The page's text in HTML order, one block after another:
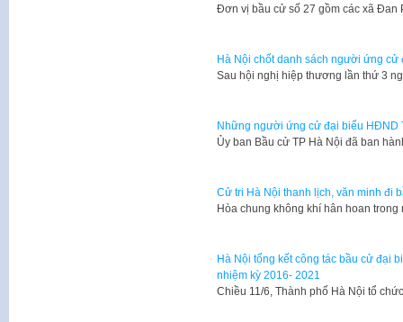
Đơn vị bầu cử số 27 gồm các xã
Hà Nội chốt danh sách người ứng cử
Sau hội nghị hiệp thương lần thứ 3
Những người ứng cử đại biểu HĐND
Ủy ban Bầu cử TP Hà Nội đã ban
Cử tri Hà Nội thanh lịch, văn minh đi
Hòa chung không khí hân hoan
Hà Nội tổng kết công tác bầu cử đại
nhiệm kỳ 2016- 2021
Chiều 11/6, Thành phố Hà Nội tổ